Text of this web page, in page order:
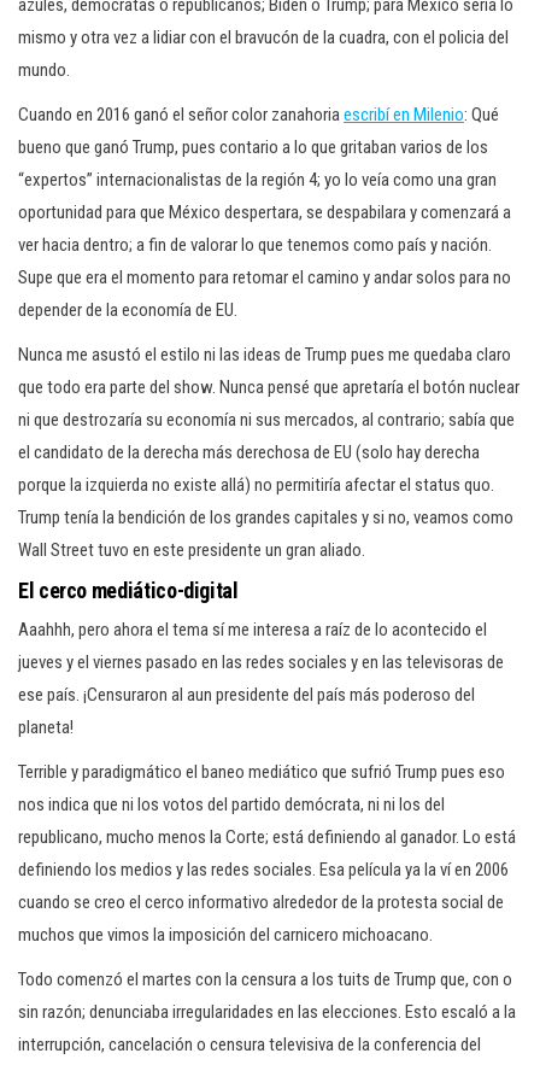
azules, democratas o republicanos; Biden o Trump; para México sería lo
mismo y otra vez a lidiar con el bravucón de la cuadra, con el policia del
mundo.
Cuando en 2016 ganó el señor color zanahoriaescribí en Milenio: Qué
bueno que ganó Trump, pues contario a lo que gritaban varios de los
“expertos” internacionalistas de la región 4; yo lo veía como una gran
oportunidad para que México despertara, se despabilara y comenzará a
ver hacia dentro; a fin de valorar lo que tenemos como país y nación.
Supe que era el momento para retomar el camino y andar solos para no
depender de la economía de EU.
Nunca me asustó el estilo ni las ideas de Trump pues me quedaba claro
que todo era parte del show. Nunca pensé que apretaría el botón nuclear
ni que destrozaría su economía ni sus mercados, al contrario; sabía que
el candidato de la derecha más derechosa de EU (solo hay derecha
porque la izquierda no existe allá) no permitiría afectar el status quo.
Trump tenía la bendición de los grandes capitales y si no, veamos como
Wall Street tuvo en este presidente un gran aliado.
El cerco mediático-digital
Aaahhh, pero ahora el tema sí me interesa a raíz de lo acontecido el
jueves y el viernes pasado en las redes sociales y en las televisoras de
ese país. ¡Censuraron al aun presidente del país más poderoso del
planeta!
Terrible y paradigmático el baneo mediático que sufrió Trump pues eso
nos indica que ni los votos del partido demócrata, ni ni los del
republicano, mucho menos la Corte; está definiendo al ganador. Lo está
definiendo los medios y las redes sociales. Esa película ya la ví en 2006
cuando se creo el cerco informativo alrededor de la protesta social de
muchos que vimos la imposición del carnicero michoacano.
Todo comenzó el martes con la censura a los tuits de Trump que, con o
sin razón; denunciaba irregularidades en las elecciones. Esto escaló a la
interrupción, cancelación o censura televisiva de la conferencia del